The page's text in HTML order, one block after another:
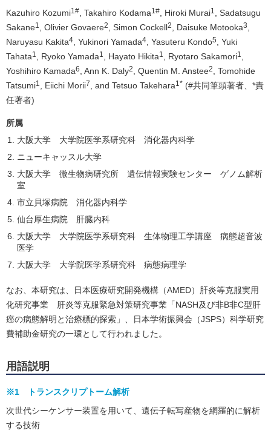
Kazuhiro Kozumi1#, Takahiro Kodama1#, Hiroki Murai1, Sadatsugu
Sakane1, Olivier Govaere2, Simon Cockell2, Daisuke Motooka3,
Naruyasu Kakita4, Yukinori Yamada4, Yasuteru Kondo5, Yuki
Tahata1, Ryoko Yamada1, Hayato Hikita1, Ryotaro Sakamori1,
Yoshihiro Kamada6, Ann K. Daly2, Quentin M. Anstee2, Tomohide
Tatsumi1, Eiichi Morii7, and Tetsuo Takehara1* (#共同筆頭著者、*責
任著者)
所属
大阪大学 大学院医学系研究科 消化器内科学
ニューキャッスル大学
大阪大学 微生物病研究所 遺伝情報実験センター ゲノム解析
室
市立貝塚病院 消化器内科学
仙台厚生病院 肝臓内科
大阪大学 大学院医学系研究科 生体物理工学講座 病態超音波
医学
大阪大学 大学院医学系研究科 病態病理学
なお、本研究は、日本医療研究開発機構（AMED）肝炎等克服実用
化研究事業 肝炎等克服緊急対策研究事業「NASH及び非B非C型肝
癌の病態解明と治療標的探索」、日本学術振興会（JSPS）科学研究
費補助金研究の一環として行われました。
用語説明
※1 トランスクリプトーム解析
次世代シーケンサー装置を用いて、遺伝子転写産物を網羅的に解析
する技術